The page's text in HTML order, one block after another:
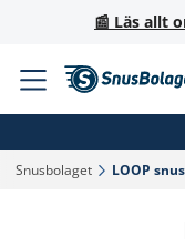
📰 Läs allt
Snusbolaget‎ LOOP snus‎